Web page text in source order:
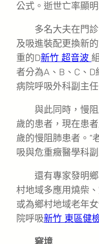
公式。逝世亡率顯
多名大夫在門
及吸進裝配更換新
重的D新竹 超音波
者分為A、B、C、
病院呼吸外科副主
與此同時，慢
歲的患者，現在患
歲的慢阻肺患者。“
吸與危重癥醫學科
還有專家發明
村地域多應用燒柴
或為鄉村地域老年
院呼吸新竹 東區健